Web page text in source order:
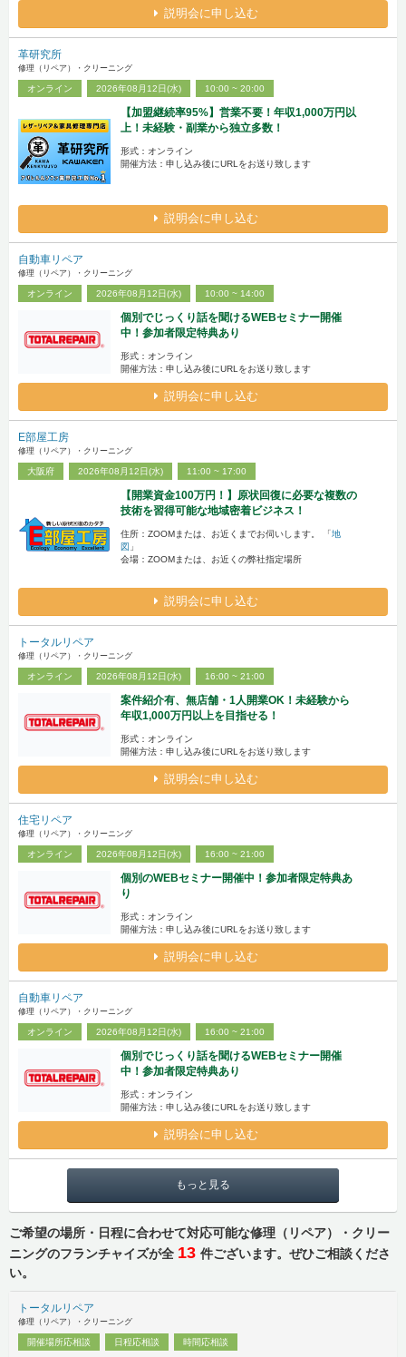
説明会に申し込む
革研究所
修理（リペア）・クリーニング
オンライン 2026年08月12日(水) 10:00 ~ 20:00
【加盟継続率95%】営業不要！年収1,000万円以
上！未経験・副業から独立多数！
形式：オンライン
開催方法：申し込み後にURLをお送り致します
説明会に申し込む
自動車リペア
修理（リペア）・クリーニング
オンライン 2026年08月12日(水) 10:00 ~ 14:00
個別でじっくり話を聞けるWEBセミナー開催
中！参加者限定特典あり
形式：オンライン
開催方法：申し込み後にURLをお送り致します
説明会に申し込む
E部屋工房
修理（リペア）・クリーニング
大阪府 2026年08月12日(水) 11:00 ~ 17:00
【開業資金100万円！】原状回復に必要な複数の
技術を習得可能な地域密着ビジネス！
住所：ZOOMまたは、お近くまでお伺いします。 「地
図 」
会場：ZOOMまたは、お近くの弊社指定場所
説明会に申し込む
トータルリペア
修理（リペア）・クリーニング
オンライン 2026年08月12日(水) 16:00 ~ 21:00
案件紹介有、無店舗・1人開業OK！未経験から
年収1,000万円以上を目指せる！
形式：オンライン
開催方法：申し込み後にURLをお送り致します
説明会に申し込む
住宅リペア
修理（リペア）・クリーニング
オンライン 2026年08月12日(水) 16:00 ~ 21:00
個別のWEBセミナー開催中！参加者限定特典あ
り
形式：オンライン
開催方法：申し込み後にURLをお送り致します
説明会に申し込む
自動車リペア
修理（リペア）・クリーニング
オンライン 2026年08月12日(水) 16:00 ~ 21:00
個別でじっくり話を聞けるWEBセミナー開催
中！参加者限定特典あり
形式：オンライン
開催方法：申し込み後にURLをお送り致します
説明会に申し込む
もっと見る
ご希望の場所・日程に合わせて対応可能な修理（リペア）・クリー
ニングのフランチャイズが全 13 件ございます。ぜひご相談くださ
い。
トータルリペア
修理（リペア）・クリーニング
開催場所応相談 日程応相談 時間応相談